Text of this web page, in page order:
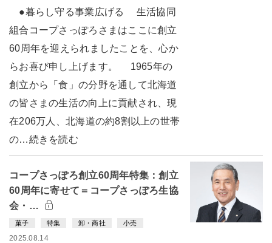
●暮らし守る事業広げる 生活協同
組合コープさっぽろさまはここに創立
60周年を迎えられましたことを、心か
らお喜び申し上げます。 1965年の
創立から「食」の分野を通して北海道
の皆さまの生活の向上に貢献され、現
在206万人、北海道の約8割以上の世帯
の…続きを読む
コープさっぽろ創立60周年特集：創立
60周年に寄せて＝コープさっぽろ生協
会・…
菓子 特集 卸・商社 小売
2025.08.14